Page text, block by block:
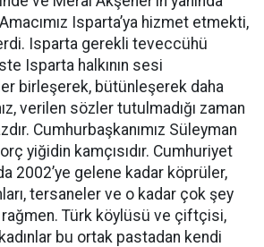
Isparta’ya hizmet etmekti,
Isparta gerekli teveccühü
Isparta halkının sesi
birleşerek, bütünleşerek daha
verilen sözler tutulmadığı zaman
Cumhurbaşkanımız Süleyman
yiğidin kamçısıdır. Cumhuriyet
2002’ye gelene kadar köprüler,
tersaneler ve o kadar çok şey
rağmen. Türk köylüsü ve çiftçisi,
bu ortak pastadan kendi